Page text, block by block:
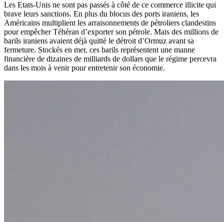
Les Etats-Unis ne sont pas passés à côté de ce commerce illicite qui
brave leurs sanctions. En plus du blocus des ports iraniens, les
Américains multiplient les arraisonnements de pétroliers clandestins
pour empêcher Téhéran d’exporter son pétrole. Mais des millions de
barils iraniens avaient déjà quitté le détroit d’Ormuz avant sa
fermeture. Stockés en mer, ces barils représentent une manne
financière de dizaines de milliards de dollars que le régime percevra
dans les mois à venir pour entretenir son économie.